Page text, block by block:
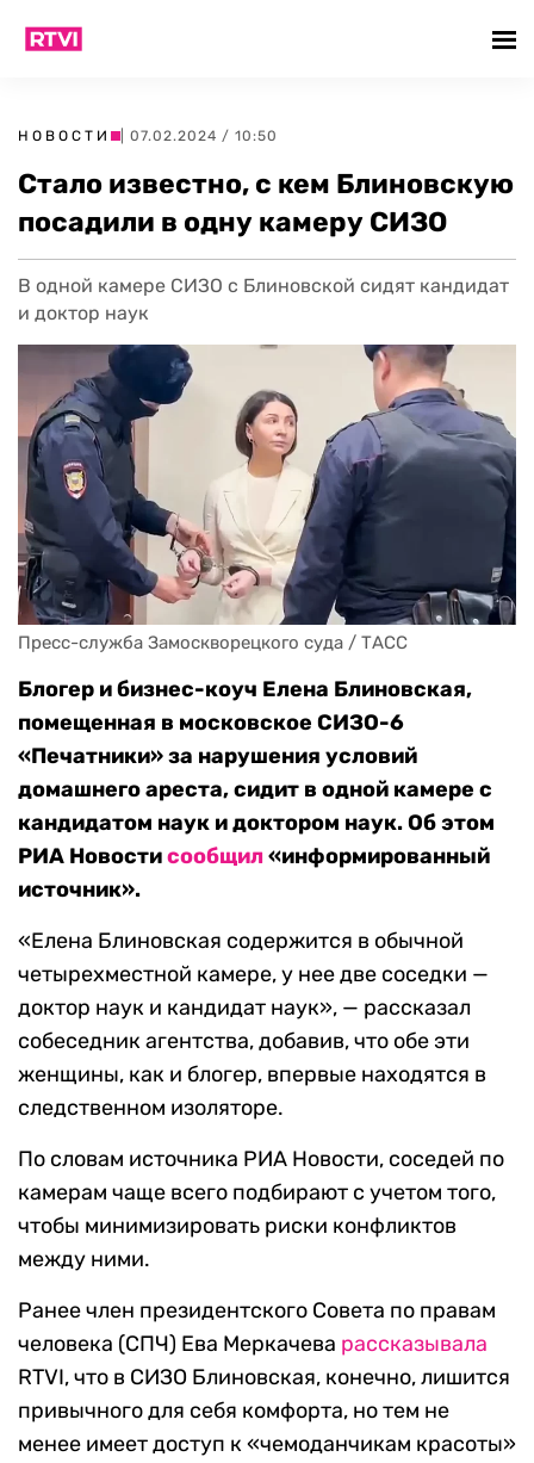
НОВОСТИ | 07.02.2024 / 10:50
Стало известно, с кем Блиновскую
посадили в одну камеру СИЗО
В одной камере СИЗО с Блиновской сидят кандидат
и доктор наук
Пресс-служба Замоскворецкого суда / ТАСС
Блогер и бизнес-коуч Елена Блиновская,
помещенная в московское СИЗО-6
«Печатники» за нарушения условий
домашнего ареста, сидит в одной камере с
кандидатом наук и доктором наук. Об этом
РИА Новостисообщил«информированный
источник».
«Елена Блиновская содержится в обычной
четырехместной камере, у нее две соседки —
доктор наук и кандидат наук», — рассказал
собеседник агентства, добавив, что обе эти
женщины, как и блогер, впервые находятся в
следственном изоляторе.
По словам источника РИА Новости, соседей по
камерам чаще всего подбирают с учетом того,
чтобы минимизировать риски конфликтов
между ними.
Ранее член президентского Совета по правам
человека (СПЧ) Ева Меркачева рассказывала
RTVI, что в СИЗО Блиновская, конечно, лишится
привычного для себя комфорта, но тем не
менее имеет доступ к «чемоданчикам красоты»